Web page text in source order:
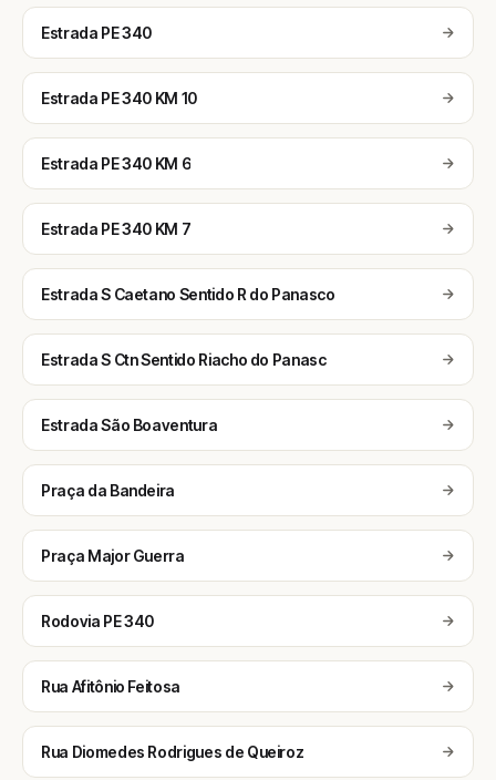
Estrada PE 340
Estrada PE 340 KM 10
Estrada PE 340 KM 6
Estrada PE 340 KM 7
Estrada S Caetano Sentido R do Panasco
Estrada S Ctn Sentido Riacho do Panasc
Estrada São Boaventura
Praça da Bandeira
Praça Major Guerra
Rodovia PE 340
Rua Afitônio Feitosa
Rua Diomedes Rodrigues de Queiroz